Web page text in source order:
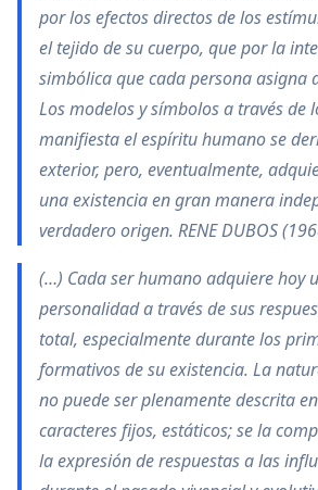
por los efectos directos de los
el tejido de su cuerpo, que por la
simbólica que cada persona asigna
Los modelos y símbolos a través de
manifiesta el espíritu humano se
exterior, pero, eventualmente,
una existencia en gran manera
verdadero origen. RENE DUBOS
(…) Cada ser humano adquiere hoy
personalidad a través de sus
total, especialmente durante los
formativos de su existencia. La
no puede ser plenamente descrita
caracteres fijos, estáticos; se la
la expresión de respuestas a las